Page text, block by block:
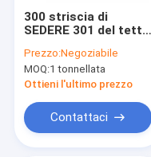
300 striscia di
SEDERE 301 del tetto
a freddo serie di
acciaio inossidabile
Prezzo:Negoziabile
MOQ:1 tonnellata
Ottieni l'ultimo prezzo
Contattaci